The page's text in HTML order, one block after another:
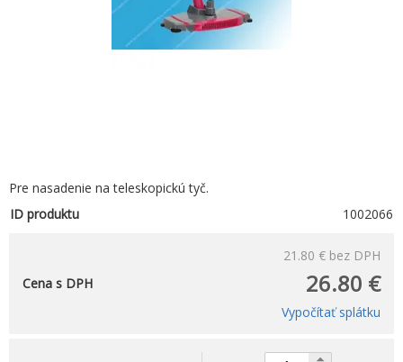
Pre nasadenie na teleskopickú tyč.
ID produktu
1002066
21.80 € bez DPH
26.80 €
Cena s DPH
Vypočítať splátku